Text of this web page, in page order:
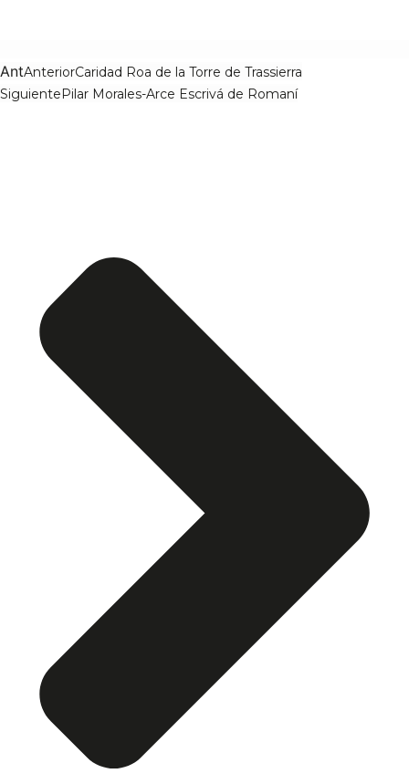
AntAnteriorCaridad Roa de la Torre de Trassierra
SiguientePilar Morales-Arce Escrivá de Romaní